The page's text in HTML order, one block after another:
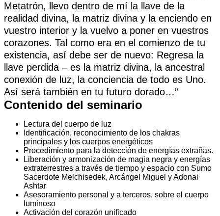
Metatrón, llevo dentro de mí la llave de la
realidad divina, la matriz divina y la enciendo en
vuestro interior y la vuelvo a poner en vuestros
corazones. Tal como era en el comienzo de tu
existencia, así debe ser de nuevo: Regresa la
llave perdida – es la matriz divina, la ancestral
conexión de luz, la conciencia de todo es Uno.
Así será también en tu futuro dorado…”
Contenido del seminario
Lectura del cuerpo de luz
Identificación, reconocimiento de los chakras
principales y los cuerpos energéticos
Procedimiento para la detección de energías extrañas.
Liberación y armonización de magia negra y energías
extraterrestres a través de tiempo y espacio con Sumo
Sacerdote Melchisedek, Arcángel Miguel y Adonai
Ashtar
Asesoramiento personal y a terceros, sobre el cuerpo
luminoso
Activación del corazón unificado